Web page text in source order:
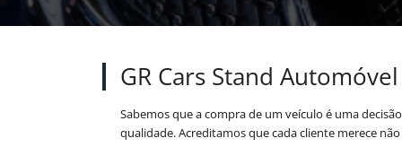
GR Cars Stand Automóvel
Sabemos que a compra de um veículo é uma
qualidade. Acreditamos que cada cliente merece